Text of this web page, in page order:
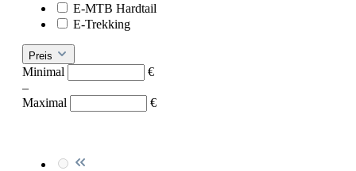
E-MTB Hardtail
E-Trekking
Preis
Minimal
€
–
Maximal
€